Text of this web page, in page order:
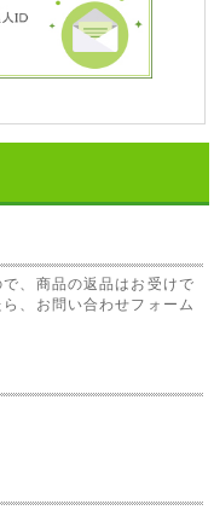
、商品の返品はお受けで
、お問い合わせフォーム